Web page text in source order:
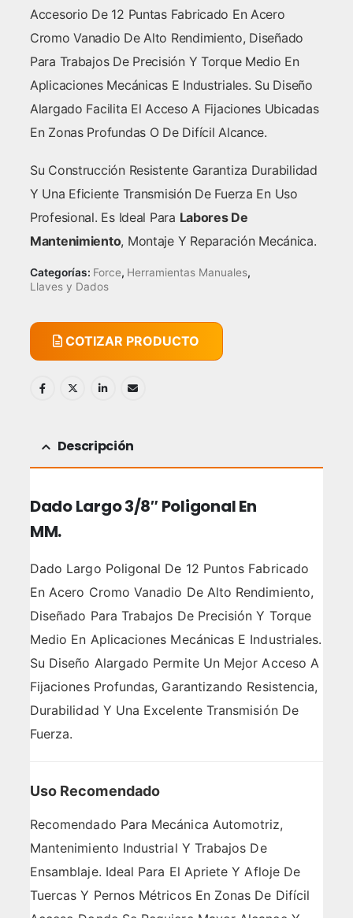
Accesorio De 12 Puntas Fabricado En Acero
Cromo Vanadio De Alto Rendimiento, Diseñado
Para Trabajos De Precisión Y Torque Medio En
Aplicaciones Mecánicas E Industriales. Su Diseño
Alargado Facilita El Acceso A Fijaciones Ubicadas
En Zonas Profundas O De Difícil Alcance.
Su Construcción Resistente Garantiza Durabilidad
Y Una Eficiente Transmisión De Fuerza En Uso
Profesional. Es Ideal Para Labores De
Mantenimiento, Montaje Y Reparación Mecánica.
Categorías: Force, Herramientas Manuales,
Llaves y Dados
COTIZAR PRODUCTO
Descripción
Dado Largo 3/8″ Poligonal En
MM.
Dado Largo Poligonal De 12 Puntos Fabricado
En Acero Cromo Vanadio De Alto Rendimiento,
Diseñado Para Trabajos De Precisión Y Torque
Medio En Aplicaciones Mecánicas E Industriales.
Su Diseño Alargado Permite Un Mejor Acceso A
Fijaciones Profundas, Garantizando Resistencia,
Durabilidad Y Una Excelente Transmisión De
Fuerza.
Uso Recomendado
Recomendado Para Mecánica Automotriz,
Mantenimiento Industrial Y Trabajos De
Ensamblaje. Ideal Para El Apriete Y Afloje De
Tuercas Y Pernos Métricos En Zonas De Difícil